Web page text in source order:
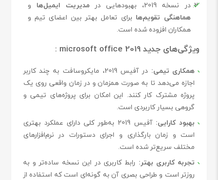
در نسخه 2019، بهبودهایی در
مدیریت ایمیل‌ها و
هماهنگی تقویم‌ها برای تعامل بهتر بین اعضای تیم و
همکاران افزوده شده است.
ویژگی‌های جدید microsoft office 2019 :
همکاری تیمی:
در آفیس 2019، مایکروسافت به چند کاربر
اجازه می‌دهد تا به صورت همزمان و در زمان واقعی روی یک
پروژه مشترک کار کنند. این امکان برای پروژه‌های تیمی و
گروهی بسیار کاربردی است.
بهبود کارایی:
آفیس 2019 به‌طور کلی دارای عملکرد بهتری
است و زمان بارگذاری و اجرای دستورات در نرم‌افزارهای
مختلف سریع‌تر شده است.
تجربه کاربری بهتر: رابط کاربری در این نسخه ساده‌تر و به
روزتر است و طراحی بصری آن به گونه‌ای است که استفاده از